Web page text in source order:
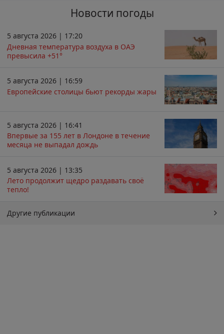
Новости погоды
5 августа 2026 | 17:20
Дневная температура воздуха в ОАЭ
превысила +51°
5 августа 2026 | 16:59
Европейские столицы бьют рекорды жары
5 августа 2026 | 16:41
Впервые за 155 лет в Лондоне в течение
месяца не выпадал дождь
5 августа 2026 | 13:35
Лето продолжит щедро раздавать своё
тепло!
Другие публикации